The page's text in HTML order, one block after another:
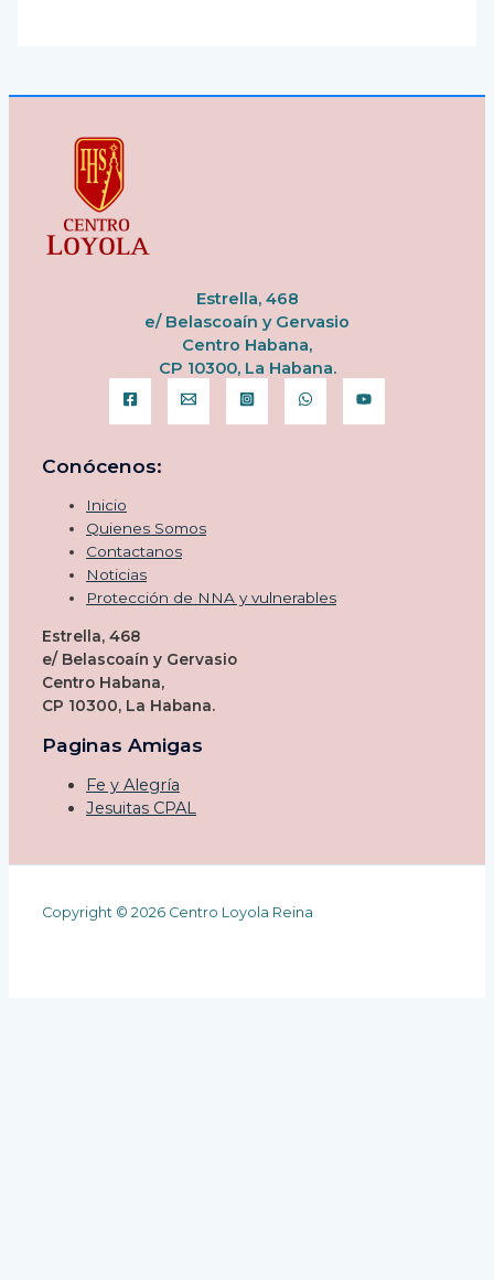
Estrella, 468
e/ Belascoaín y Gervasio
Centro Habana,
CP 10300, La Habana.
Conócenos:
Inicio
Quienes Somos
Contactanos
Noticias
Protección de NNA y vulnerables
Estrella, 468
e/ Belascoaín y Gervasio
Centro Habana,
CP 10300, La Habana.
Paginas Amigas
Fe y Alegría
Jesuitas CPAL
Copyright © 2026 Centro Loyola Reina